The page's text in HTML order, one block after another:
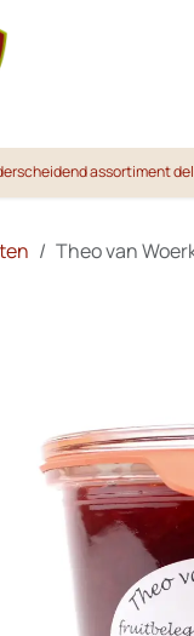
assortiment
Theo van